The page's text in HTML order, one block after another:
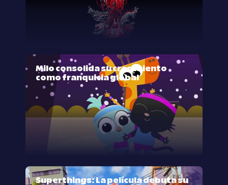
Milo consolida su crecimiento
como franquicia global
Superthings: La película debuta su